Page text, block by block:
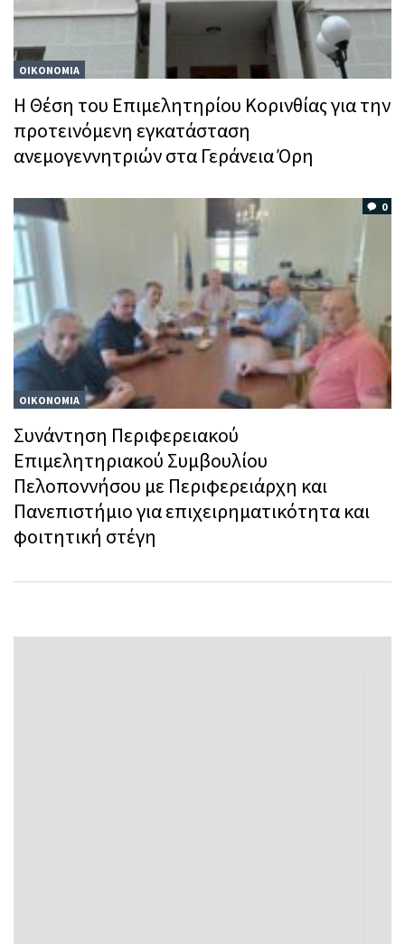
ΟΙΚΟΝΟΜΙΑ
Η Θέση του Επιμελητηρίου Κορινθίας για την
προτεινόμενη εγκατάσταση
ανεμογεννητριών στα Γεράνεια Όρη
0
ΟΙΚΟΝΟΜΙΑ
Συνάντηση Περιφερειακού
Επιμελητηριακού Συμβουλίου
Πελοποννήσου με Περιφερειάρχη και
Πανεπιστήμιο για επιχειρηματικότητα και
φοιτητική στέγη